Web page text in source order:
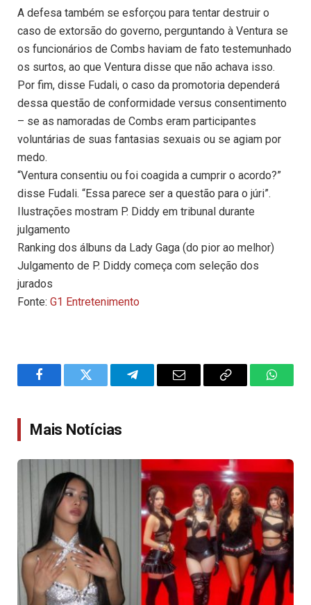
A defesa também se esforçou para tentar destruir o
caso de extorsão do governo, perguntando à Ventura se
os funcionários de Combs haviam de fato testemunhado
os surtos, ao que Ventura disse que não achava isso.
Por fim, disse Fudali, o caso da promotoria dependerá
dessa questão de conformidade versus consentimento
– se as namoradas de Combs eram participantes
voluntárias de suas fantasias sexuais ou se agiam por
medo.
“Ventura consentiu ou foi coagida a cumprir o acordo?”
disse Fudali. “Essa parece ser a questão para o júri”.
Ilustrações mostram P. Diddy em tribunal durante
julgamento
Ranking dos álbuns da Lady Gaga (do pior ao melhor)
Julgamento de P. Diddy começa com seleção dos
jurados
Fonte: G1 Entretenimento
FacebookTwitter TelegramEmail
Copy
Mais Notícias